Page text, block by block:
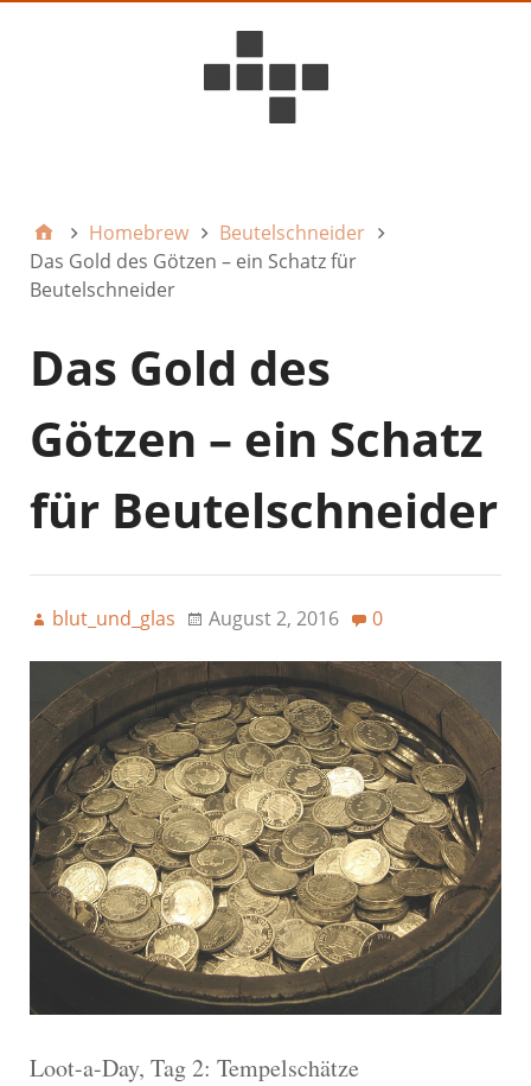
Homebrew
Beutelschneider
Das Gold des Götzen – ein Schatz für
Beutelschneider
Das Gold des
Götzen – ein Schatz
für Beutelschneider
blut_und_glas August 2, 2016 0
Loot-a-Day, Tag 2: Tempelschätze